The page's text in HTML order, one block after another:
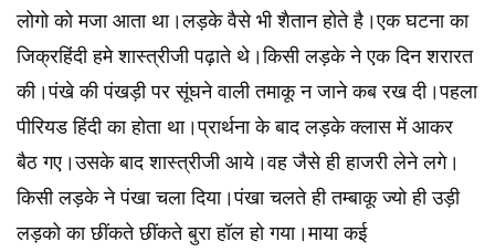
लोगो को मजा आता था।लड़के वैसे भी शैतान होते है।एक घटना का
जिक्रहिंदी हमे शास्त्रीजी पढ़ाते थे।किसी लड़के ने एक दिन शरारत
की।पंखे की पंखड़ी पर सूंघने वाली तमाकू न जाने कब रख दी।पहला
पीरियड हिंदी का होता था।प्रार्थना के बाद लड़के क्लास में आकर
बैठ गए।उसके बाद शास्त्रीजी आये।वह जैसे ही हाजरी लेने लगे।
किसी लड़के ने पंखा चला दिया।पंखा चलते ही तम्बाकू ज्यो ही उड़ी
लड़को का छींकते छींकते बुरा हॉल हो गया।माया कई